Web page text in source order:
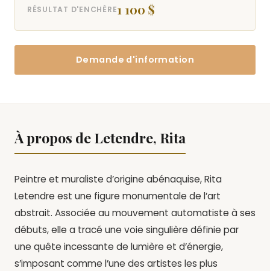
RÉSULTAT D'ENCHÈRE1 100 $
Demande d'information
À propos de Letendre, Rita
Peintre et muraliste d’origine abénaquise, Rita
Letendre est une figure monumentale de l’art
abstrait. Associée au mouvement automatiste à ses
débuts, elle a tracé une voie singulière définie par
une quête incessante de lumière et d’énergie,
s’imposant comme l’une des artistes les plus